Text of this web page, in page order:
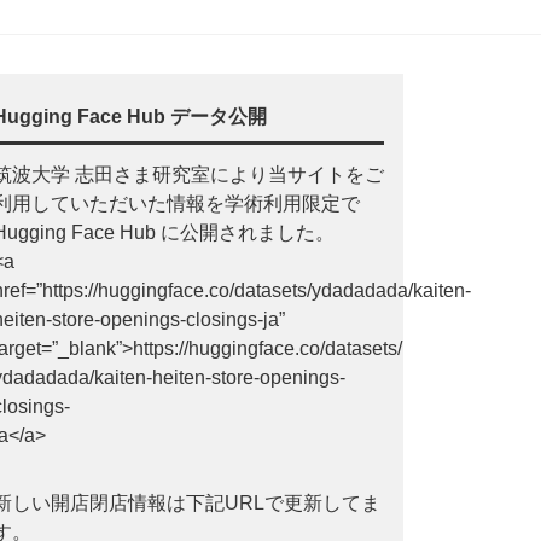
Face Hub データ公開
波大学 志田さま研究室により当サイトをご
用していただいた情報を学術利用限定で
Face Hub に公開されました。
huggingface.co/datasets/ydadadada/kaiten-
store-openings-closings-ja”
huggingface.co/datasets/
kaiten-heiten-store-openings-
a>
しい開店閉店情報は下記URLで更新してま
。